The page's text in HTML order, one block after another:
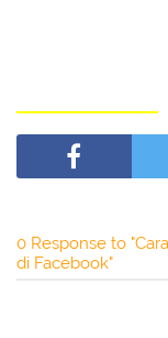
0 Response to
di Facebook"